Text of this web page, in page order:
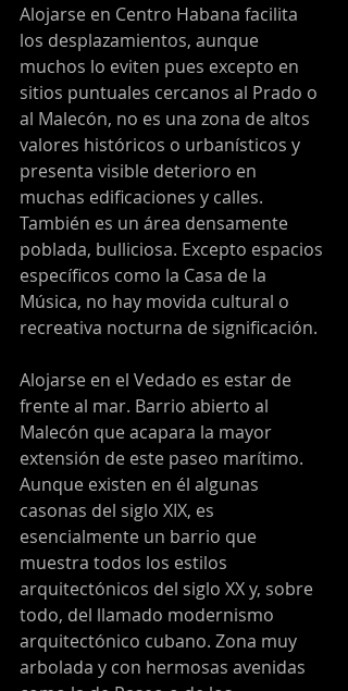
Alojarse en Centro Habana facilita
los desplazamientos, aunque
muchos lo eviten pues excepto en
sitios puntuales cercanos al Prado o
al Malecón, no es una zona de altos
valores históricos o urbanísticos y
presenta visible deterioro en
muchas edificaciones y calles.
También es un área densamente
poblada, bulliciosa. Excepto espacios
específicos como la Casa de la
Música, no hay movida cultural o
recreativa nocturna de significación.
Alojarse en el Vedado es estar de
frente al mar. Barrio abierto al
Malecón que acapara la mayor
extensión de este paseo marítimo.
Aunque existen en él algunas
casonas del siglo XIX, es
esencialmente un barrio que
muestra todos los estilos
arquitectónicos del siglo XX y, sobre
todo, del llamado modernismo
arquitectónico cubano. Zona muy
arbolada y con hermosas avenidas